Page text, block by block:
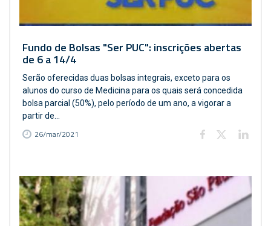
Fundo de Bolsas "Ser PUC": inscrições abertas
de 6 a 14/4
Serão oferecidas duas bolsas integrais, exceto para os
alunos do curso de Medicina para os quais será concedida
bolsa parcial (50%), pelo período de um ano, a vigorar a
partir de...
26/mar/2021